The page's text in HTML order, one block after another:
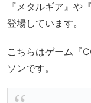
『メタルギア』や
登場しています。
こちらはゲーム『
ソンです。